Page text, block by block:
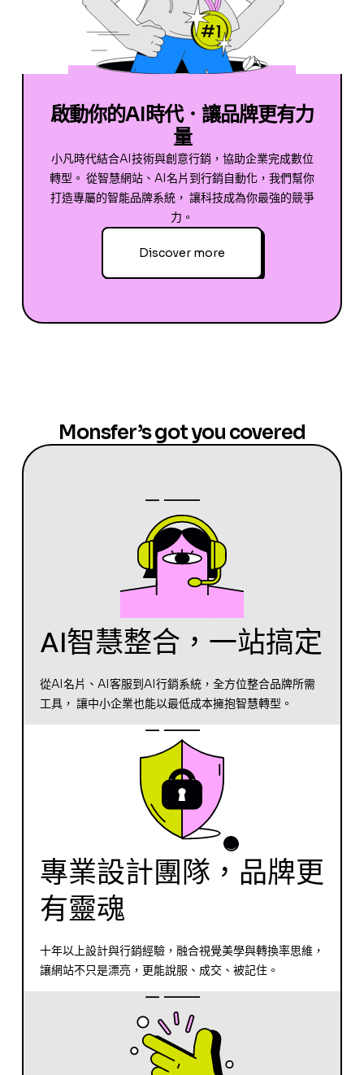
啟動你的AI時代．讓品牌更有力
量
小凡時代結合AI技術與創意行銷，協助企業完成數位
轉型。 從智慧網站、AI名片到行銷自動化，我們幫你
打造專屬的智能品牌系統， 讓科技成為你最強的競爭
力。
Discover more
Monsfer’s got you covered
AI智慧整合，一站搞定
從AI名片、AI客服到AI行銷系統，全方位整合品牌所需
工具， 讓中小企業也能以最低成本擁抱智慧轉型。
專業設計團隊，品牌更
有靈魂
十年以上設計與行銷經驗，融合視覺美學與轉換率思維，
讓網站不只是漂亮，更能說服、成交、被記住。